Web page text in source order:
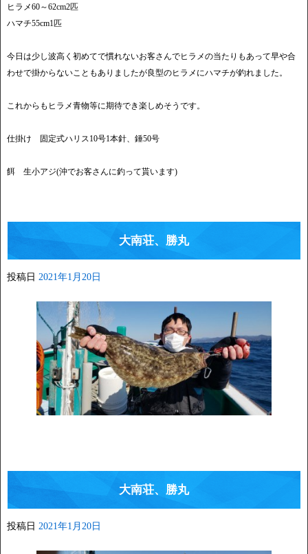
ヒラメ60～62cm2匹
ハマチ55cm1匹
今日は少し波高く初めてで慣れないお客さんでヒラメの当たりもあって早や合
わせで掛からないこともありましたが良型のヒラメにハマチが釣れました。
これからもヒラメ青物等に期待でき楽しめそうです。
仕掛け 固定式ハリス10号1本針、錘50号
餌 生小アジ(沖でお客さんに釣って貰います)
大南荘、勝丸
投稿日 2021年1月20日
大南荘、勝丸
投稿日 2021年1月20日